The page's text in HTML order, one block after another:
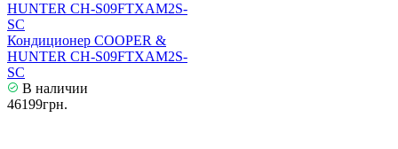
Кондиционер COOPER &
HUNTER CH-S09FTXAM2S-
SC
В наличии
46199грн.